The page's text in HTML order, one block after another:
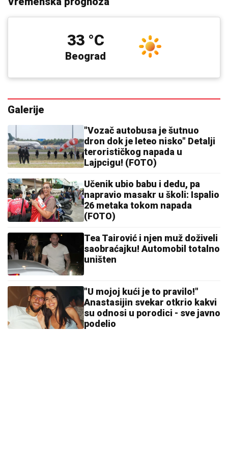
Beograd
33 °C
Galerije
"Vozač autobusa je šutnuo
dron dok je leteo nisko" Detalji
terorističkog napada u
Lajpcigu! (FOTO)
Učenik ubio babu i dedu, pa
napravio masakr u školi: Ispalio
26 metaka tokom napada
(FOTO)
Tea Tairović i njen muž doživeli
saobraćajku! Automobil totalno
uništen
"U mojoj kući je to pravilo!"
Anastasijin svekar otkrio kakvi
su odnosi u porodici - sve javno
podelio